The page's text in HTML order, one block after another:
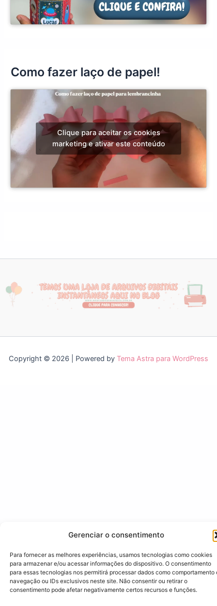
Gerenciar o consentimento
Para fornecer as melhores experiências, usamos tecnologias como cookies
para armazenar e/ou acessar informações do dispositivo. O consentimento
para essas tecnologias nos permitirá processar dados como comportamento
navegação ou IDs exclusivos neste site. Não consentir ou retirar o
consentimento pode afetar negativamente certos recursos e funções.
Como fazer laço de papel!
Clique para aceitar os cookies
marketing e ativar este conteúdo
Copyright © 2026 | Powered by Tema Astra para WordPress